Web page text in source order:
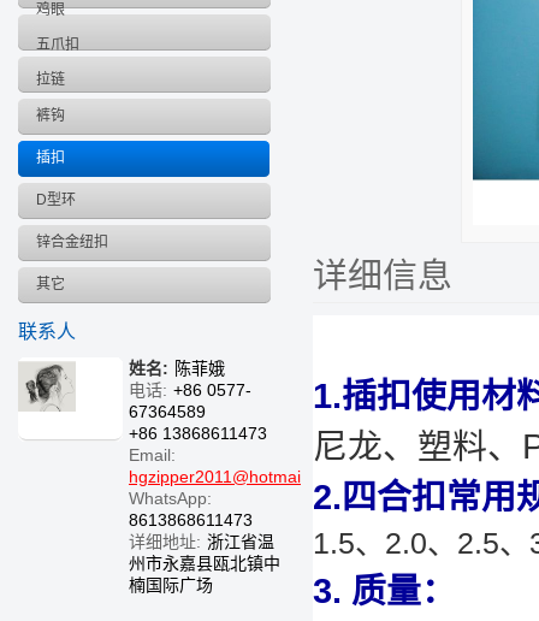
鸡眼
五爪扣
拉链
裤钩
插扣
D型环
锌合金纽扣
其它
联系人
姓名: 陈菲娥
电话: +86 0577-
67364589
+86 13868611473
Email:
hgzipper2011@hotmail.com
WhatsApp:
8613868611473
详细地址: 浙江省温
州市永嘉县瓯北镇中
楠国际广场
详细信息
1.插扣使用材
尼龙、塑料、
2.四合扣常用
1.5、2.0、2.5
3. 质量：